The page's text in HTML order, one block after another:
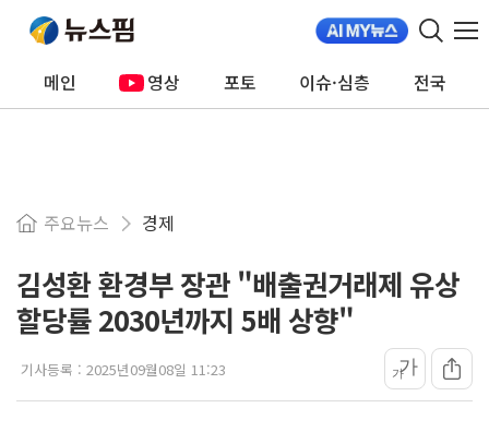
메인 영상 포토 이슈·심층 전국
주요뉴스 경제
김성환 환경부 장관 "배출권거래제 유상
할당률 2030년까지 5배 상향"
기사등록 : 2025년09월08일 11:23 가가